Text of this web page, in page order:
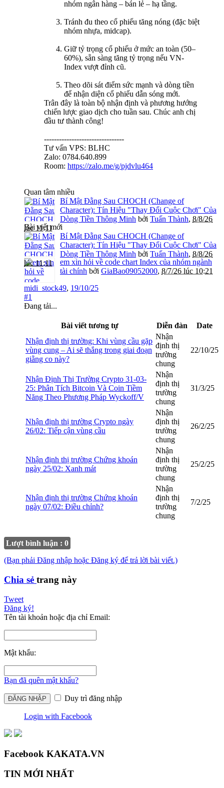
nhóm ngân hàng – bán lẻ – hạ tầng.
Tránh đu theo cổ phiếu tăng nóng (đặc biệt
nhóm nhựa, midcap).
Giữ tỷ trọng cổ phiếu ở mức an toàn (50–
60%), sẵn sàng tăng tỷ trọng nếu VN-
Index vượt đỉnh cũ.
Theo dõi sát điểm sức mạnh và dòng tiền
để nhận diện cổ phiếu dẫn sóng mới.
Trân đây là toàn bộ nhận định và phương hướng
chiến lược giao dịch cho tuần sau. Chúc anh chị
đầu tư thành công!
--------------------------------
Tư vấn VPS: BLHC
Zalo: 0784.640.899
Room: https://zalo.me/g/pjdvlu464
Quan tâm nhiều
Bí Mật Đằng Sau CHOCH (Change of
Character): Tín Hiệu "Thay Đổi Cuộc Chơi" Của
Dòng Tiền Thông Minh bởi Tuấn Thành, 8/8/26
lúc 11:11
Bài viết mới
Bí Mật Đằng Sau CHOCH (Change of
Character): Tín Hiệu "Thay Đổi Cuộc Chơi" Của
Dòng Tiền Thông Minh bởi Tuấn Thành, 8/8/26
lúc 11:11
em xin hỏi về code chart Index của nhóm ngành
tài chính bởi GiaBao09052000, 8/7/26 lúc 10:21
midi_stock49, 19/10/25
#1
Đang tải...
Bài viết tương tự Diễn đàn
Date
Nhận định thị trường: Khi vùng cầu gặp
vùng cung – Ai sẽ thắng trong giai đoạn
giằng co này?
Nhận
định thị
trường
chung
22/10/25
Nhận Định Thị Trường Crypto 31-03-
25: Phân Tích Bitcoin Và Coin Tiềm
Năng Theo Phương Pháp Wyckoff/V
Nhận
định thị
trường
chung
31/3/25
Nhận định thị trường Crypto ngày
26/02: Tiếp cận vùng cầu
Nhận
định thị
trường
chung
26/2/25
Nhận định thị trường Chứng khoán
ngày 25/02: Xanh mát
Nhận
định thị
trường
chung
25/2/25
Nhận định thị trường Chứng khoán
ngày 07/02: Điều chỉnh?
Nhận
định thị
trường
chung
7/2/25
Lượt bình luận : 0
(Bạn phải Đăng nhập hoặc Đăng ký để trả lời bài viết.)
Chia sẻ trang này
Tweet
Đăng ký!
Tên tài khoản hoặc địa chỉ Email:
Mật khẩu:
Bạn đã quên mật khẩu?
Duy trì đăng nhập
Login with Facebook
Facebook KAKATA.VN
TIN MỚI NHẤT